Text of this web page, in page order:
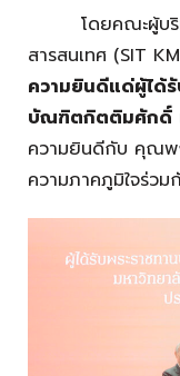
โดยคณะผู้บริหา
สารสนเทศ (SIT
ความยินดีแด่ผู้ได้
บัณฑิตกิตติมศักดิ์
ความยินดีกับ คุณพ
ความภาคภูมิใจร่ว